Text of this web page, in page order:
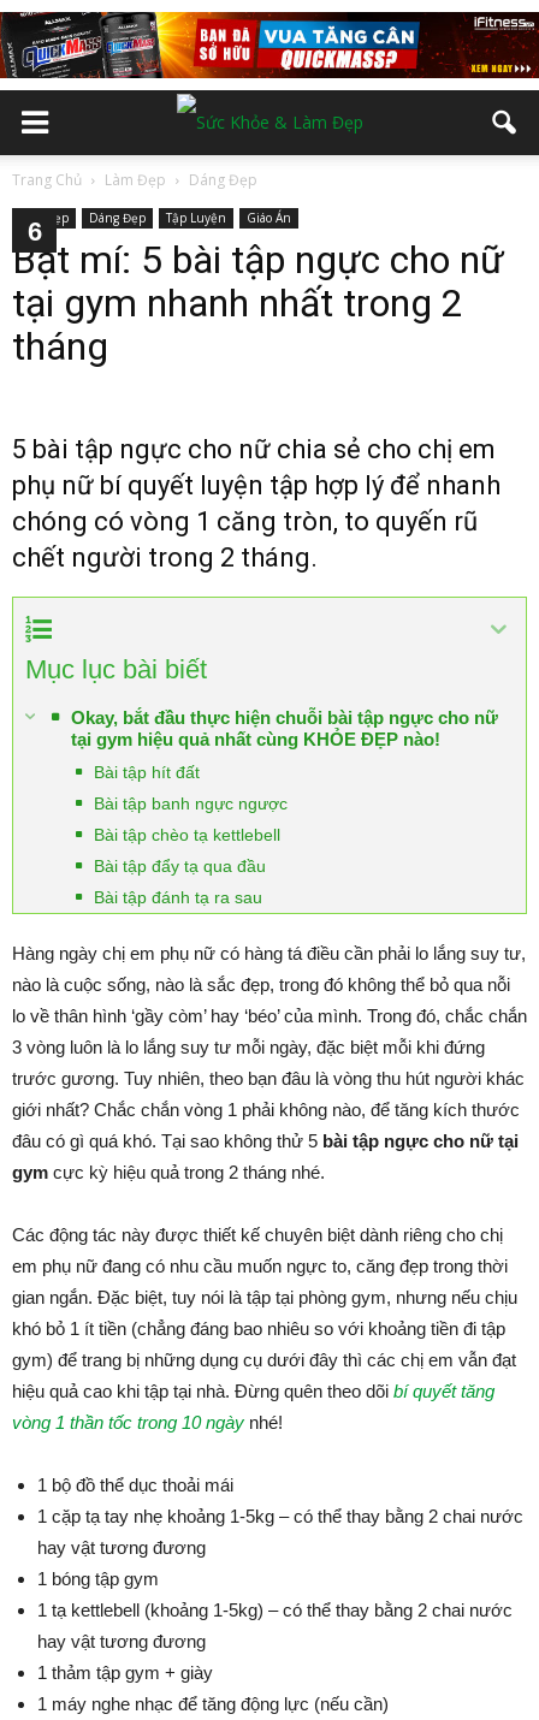
Trang Chủ Làm Đẹp Dáng Đẹp
Làm Đẹp Dáng Đẹp Tập Luyện Giáo Án
Bật mí: 5 bài tập ngực cho nữ
tại gym nhanh nhất trong 2
tháng
5 bài tập ngực cho nữ chia sẻ cho chị em
phụ nữ bí quyết luyện tập hợp lý để nhanh
chóng có vòng 1 căng tròn, to quyến rũ
chết người trong 2 tháng.
Mục lục bài biết
Okay, bắt đầu thực hiện chuỗi bài tập ngực cho nữ
tại gym hiệu quả nhất cùng KHỎE ĐẸP nào!
Bài tập hít đất
Bài tập banh ngực ngược
Bài tập chèo tạ kettlebell
Bài tập đẩy tạ qua đầu
Bài tập đánh tạ ra sau
Hàng ngày chị em phụ nữ có hàng tá điều cần phải lo lắng suy tư,
nào là cuộc sống, nào là sắc đẹp, trong đó không thể bỏ qua nỗi
lo về thân hình ‘gầy còm’ hay ‘béo’ của mình. Trong đó, chắc chắn
3 vòng luôn là lo lắng suy tư mỗi ngày, đặc biệt mỗi khi đứng
trước gương. Tuy nhiên, theo bạn đâu là vòng thu hút người khác
giới nhất? Chắc chắn vòng 1 phải không nào, để tăng kích thước
đâu có gì quá khó. Tại sao không thử 5 bài tập ngực cho nữ tại
gym cực kỳ hiệu quả trong 2 tháng nhé.
Các động tác này được thiết kế chuyên biệt dành riêng cho chị
em phụ nữ đang có nhu cầu muốn ngực to, căng đẹp trong thời
gian ngắn. Đặc biệt, tuy nói là tập tại phòng gym, nhưng nếu chịu
khó bỏ 1 ít tiền (chẳng đáng bao nhiêu so với khoảng tiền đi tập
gym) để trang bị những dụng cụ dưới đây thì các chị em vẫn đạt
hiệu quả cao khi tập tại nhà. Đừng quên theo dõi bí quyết tăng
vòng 1 thần tốc trong 10 ngày nhé!
1 bộ đồ thể dục thoải mái
1 cặp tạ tay nhẹ khoảng 1-5kg – có thể thay bằng 2 chai nước
hay vật tương đương
1 bóng tập gym
1 tạ kettlebell (khoảng 1-5kg) – có thể thay bằng 2 chai nước
hay vật tương đương
1 thảm tập gym + giày
1 máy nghe nhạc để tăng động lực (nếu cần)
2
3
4
5
6